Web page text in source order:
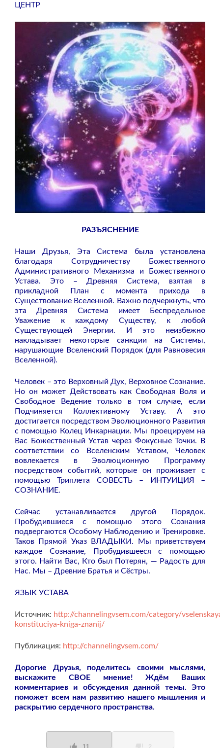
ЦЕНТР
РАЗЪЯСНЕНИЕ
Наши Друзья, Эта Система была установлена
благодаря Сотрудничеству Божественного
Административного Механизма и Божественного
Устава. Это – Древняя Система, взятая в
прикладной План с момента прихода в
Существование Вселенной. Важно подчеркнуть, что
эта Древняя Система имеет Беспредельное
Уважение к каждому Существу, к любой
Существующей Энергии. И это неизбежно
накладывает некоторые санкции на Системы,
нарушающие Вселенский Порядок (для Равновесия
Вселенной).
Человек – это Верховный Дух, Верховное Сознание.
Но он может Действовать как Свободная Воля и
Свободное Ведение только в том случае, если
Подчиняется Коллективному Уставу. А это
достигается посредством Эволюционного Развития
с помощью Колец Инкарнации. Мы проецируем на
Вас Божественный Устав через Фокусные Точки. В
соответствии со Вселенским Уставом, Человек
вовлекается в Эволюционную Программу
посредством событий, которые он проживает с
помощью Триплета СОВЕСТЬ – ИНТУИЦИЯ –
СОЗНАНИЕ.
Сейчас устанавливается другой Порядок.
Пробудившиеся с помощью этого Сознания
подвергаются Особому Наблюдению и Тренировке.
Таков Прямой Указ ВЛАДЫКИ. Мы приветствуем
каждое Сознание, Пробудившееся с помощью
этого. Найти Вас, Кто был Потерян, — Радость для
Нас. Мы – Древние Братья и Сёстры.
ЯЗЫК УСТАВА
Источник: http://channelingvsem.com/category/
konstituciya-kniga-znanij/
Публикация: http://channelingvsem.com/
Дорогие Друзья, поделитесь своими мыслями,
выскажите СВОЕ мнение! Ждём Ваших
комментариев и обсуждения данной темы. Это
поможет всем нам развитию нашего мышления и
раскрытию сердечного пространства.